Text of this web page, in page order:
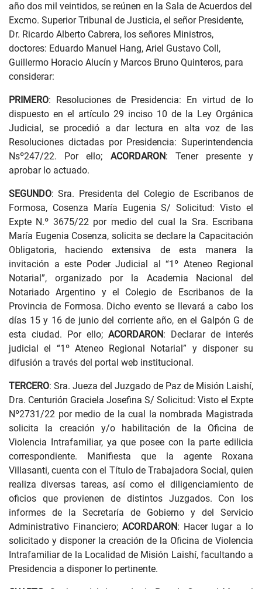
año dos mil veintidos, se reúnen en la Sala de Acuerdos del
Excmo. Superior Tribunal de Justicia, el señor Presidente,
Dr. Ricardo Alberto Cabrera, los señores Ministros,
doctores: Eduardo Manuel Hang, Ariel Gustavo Coll,
Guillermo Horacio Alucín y Marcos Bruno Quinteros, para
considerar:
PRIMERO: Resoluciones de Presidencia: En virtud de lo
dispuesto en el artículo 29 inciso 10 de la Ley Orgánica
Judicial, se procedió a dar lectura en alta voz de las
Resoluciones dictadas por Presidencia: Superintendencia
Nsº247/22. Por ello; ACORDARON: Tener presente y
aprobar lo actuado.
SEGUNDO: Sra. Presidenta del Colegio de Escribanos de
Formosa, Cosenza María Eugenia S/ Solicitud: Visto el
Expte N.º 3675/22 por medio del cual la Sra. Escribana
María Eugenia Cosenza, solicita se declare la Capacitación
Obligatoria, haciendo extensiva de esta manera la
invitación a este Poder Judicial al “1º Ateneo Regional
Notarial”, organizado por la Academia Nacional del
Notariado Argentino y el Colegio de Escribanos de la
Provincia de Formosa. Dicho evento se llevará a cabo los
días 15 y 16 de junio del corriente año, en el Galpón G de
esta ciudad. Por ello; ACORDARON: Declarar de interés
judicial el “1º Ateneo Regional Notarial” y disponer su
difusión a través del portal web institucional.
TERCERO: Sra. Jueza del Juzgado de Paz de Misión Laishí,
Dra. Centurión Graciela Josefina S/ Solicitud: Visto el Expte
Nº2731/22 por medio de la cual la nombrada Magistrada
solicita la creación y/o habilitación de la Oficina de
Violencia Intrafamiliar, ya que posee con la parte edilicia
correspondiente. Manifiesta que la agente Roxana
Villasanti, cuenta con el Título de Trabajadora Social, quien
realiza diversas tareas, así como el diligenciamiento de
oficios que provienen de distintos Juzgados. Con los
informes de la Secretaría de Gobierno y del Servicio
Administrativo Financiero; ACORDARON: Hacer lugar a lo
solicitado y disponer la creación de la Oficina de Violencia
Intrafamiliar de la Localidad de Misión Laishí, facultando a
Presidencia a disponer lo pertinente.